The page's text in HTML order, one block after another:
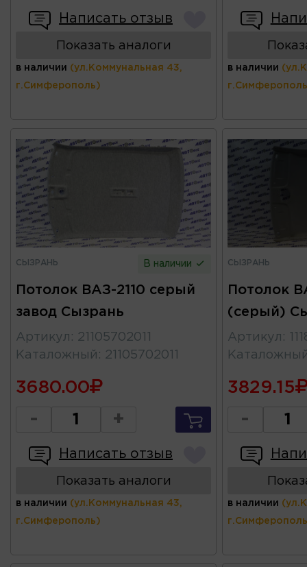
Написать отзыв
Показать аналоги
в наличии (ул.Коммунальная 43,
г.Симферополь)
в наличии
СЫЗРАНЬ В наличии
Потолок ВАЗ-2110 серый
завод Сызрань
Артикул : 21105702011
Каталожный : 21105702011
3680.00
- +
Написать отзыв
Показать аналоги
в наличии (ул.Коммунальная 43,
г.Симферополь)
СЫЗРАНЬ
Потолок
(серый)
Артикул :
3829.15
-
в наличии